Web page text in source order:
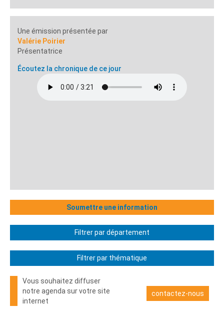
Une émission présentée par
Valérie Poirier
Présentatrice
Écoutez la chronique de ce jour
Soumettre une information
Filtrer par département
Filtrer par thématique
Vous souhaitez diffuser
notre agenda sur votre site
internet
contactez-nous